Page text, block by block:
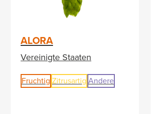
ALORA
Vereinigte Staaten
Fruchtig Zitrusartig Andere